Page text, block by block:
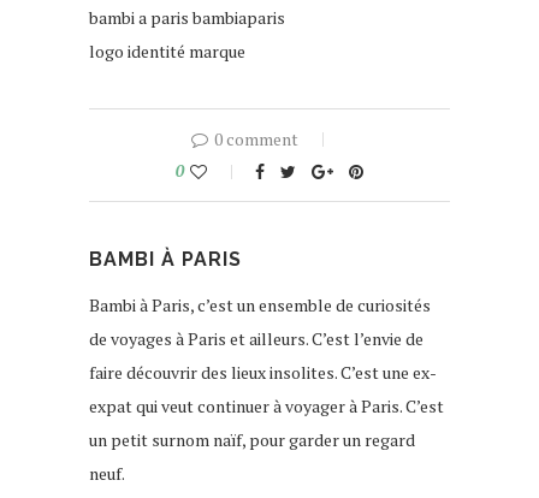
bambi a paris bambiaparis
logo identité marque
0 comment
0
BAMBI À PARIS
Bambi à Paris, c’est un ensemble de curiosités
de voyages à Paris et ailleurs. C’est l’envie de
faire découvrir des lieux insolites. C’est une ex-
expat qui veut continuer à voyager à Paris. C’est
un petit surnom naïf, pour garder un regard
neuf.